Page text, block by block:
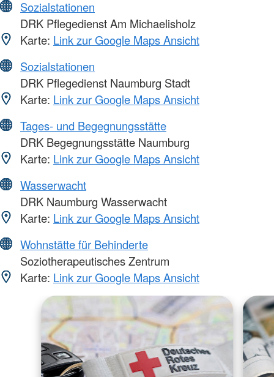
Sozialstationen
DRK Pflegedienst Am Michaelisholz
Karte: Link zur Google Maps Ansicht
Sozialstationen
DRK Pflegedienst Naumburg Stadt
Karte: Link zur Google Maps Ansicht
Tages- und Begegnungsstätte
DRK Begegnungsstätte Naumburg
Karte: Link zur Google Maps Ansicht
Wasserwacht
DRK Naumburg Wasserwacht
Karte: Link zur Google Maps Ansicht
Wohnstätte für Behinderte
Soziotherapeutisches Zentrum
Karte: Link zur Google Maps Ansicht